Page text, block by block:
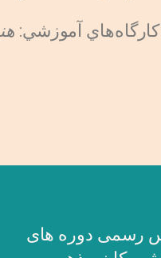
آموزشي:
رسمی دوره های